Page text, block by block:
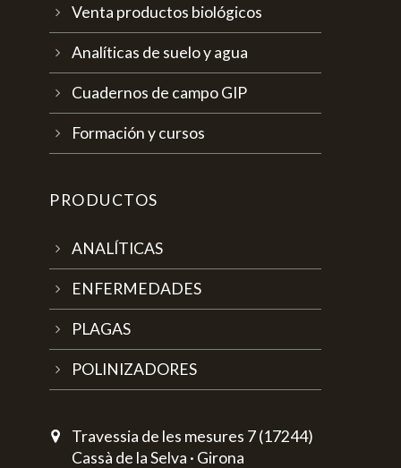
Venta productos biológicos
Analíticas de suelo y agua
Cuadernos de campo GIP
Formación y cursos
PRODUCTOS
ANALÍTICAS
ENFERMEDADES
PLAGAS
POLINIZADORES
Travessia de les mesures 7 (17244)
Cassà de la Selva · Girona